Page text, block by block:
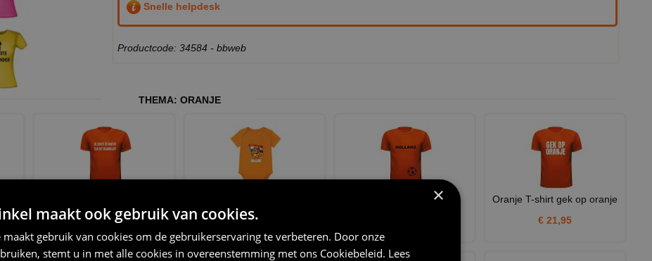
Snelle helpdesk
Productcode: 34584 - bbweb
THEMA: ORANJE
belangrijkst t-shirt
€ 20,95
met vlag in de hand Nede
€ 13,95
Oranje shirt Holland met
Oranje T-shirt gek op oranje
€ 21,95
×
maakt ook gebruik van cookies.
maakt gebruik van cookies om de gebruikerservaring te verbeteren. Door onze
stemt u in met alle cookies in overeenstemming met ons Cookiebeleid. Lees